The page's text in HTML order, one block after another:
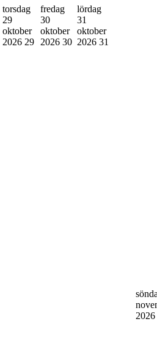
torsdag
29
oktober
2026 29
fredag
30
oktober
2026 30
lördag
31
oktober
2026 31
2026